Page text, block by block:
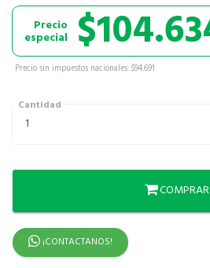
Precio
especial
Precio sin impuestos nacionales: $94.691
Cantidad
COMPRAR
¡CONTACTANOS!